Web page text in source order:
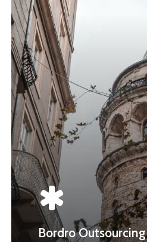
Bordro Outsourcing